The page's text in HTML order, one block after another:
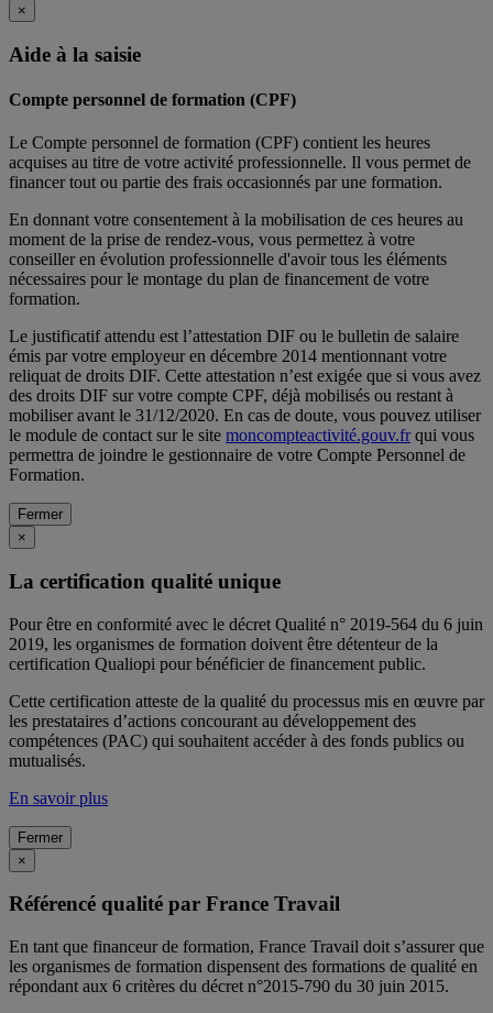
×
Aide à la saisie
Compte personnel de formation (CPF)
Le Compte personnel de formation (CPF) contient les heures
acquises au titre de votre activité professionnelle. Il vous permet de
financer tout ou partie des frais occasionnés par une formation.
En donnant votre consentement à la mobilisation de ces heures au
moment de la prise de rendez-vous, vous permettez à votre
conseiller en évolution professionnelle d'avoir tous les éléments
nécessaires pour le montage du plan de financement de votre
formation.
Le justificatif attendu est l’attestation DIF ou le bulletin de salaire
émis par votre employeur en décembre 2014 mentionnant votre
reliquat de droits DIF. Cette attestation n’est exigée que si vous avez
des droits DIF sur votre compte CPF, déjà mobilisés ou restant à
mobiliser avant le 31/12/2020. En cas de doute, vous pouvez utiliser
le module de contact sur le site moncompteactivité.gouv.frqui vous
permettra de joindre le gestionnaire de votre Compte Personnel de
Formation.
Fermer
×
La certification qualité unique
Pour être en conformité avec le décret Qualité n° 2019-564 du 6 juin
2019, les organismes de formation doivent être détenteur de la
certification Qualiopi pour bénéficier de financement public.
Cette certification atteste de la qualité du processus mis en œuvre par
les prestataires d’actions concourant au développement des
compétences (PAC) qui souhaitent accéder à des fonds publics ou
mutualisés.
En savoir plus
Fermer
×
Référencé qualité par France Travail
En tant que financeur de formation, France Travail doit s’assurer que
les organismes de formation dispensent des formations de qualité en
répondant aux 6 critères du décret n°2015-790 du 30 juin 2015.